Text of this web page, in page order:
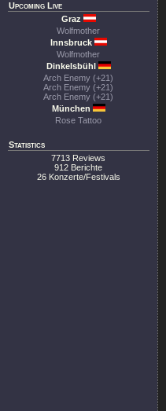
Upcoming Live
Graz
Wolfmother
Innsbruck
Wolfmother
Dinkelsbühl
Arch Enemy (+21)
Arch Enemy (+21)
Arch Enemy (+21)
München
Rose Tattoo
Statistics
7713 Reviews
912 Berichte
26 Konzerte/Festivals